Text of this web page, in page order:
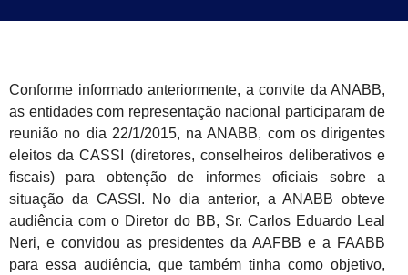
Conforme informado anteriormente, a convite da ANABB,
as entidades com representação nacional participaram de
reunião no dia 22/1/2015, na ANABB, com os dirigentes
eleitos da CASSI (diretores, conselheiros deliberativos e
fiscais) para obtenção de informes oficiais sobre a
situação da CASSI. No dia anterior, a ANABB obteve
audiência com o Diretor do BB, Sr. Carlos Eduardo Leal
Neri, e convidou as presidentes da AAFBB e a FAABB
para essa audiência, que também tinha como objetivo,